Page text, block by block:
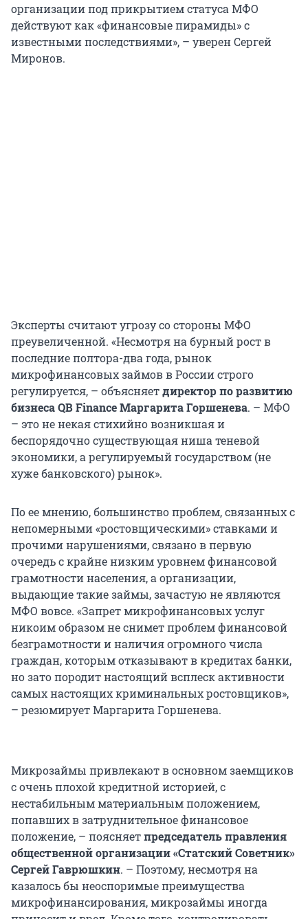
организации под прикрытием статуса МФО
действуют как «финансовые пирамиды» с
известными последствиями», – уверен Сергей
Миронов.
Эксперты считают угрозу со стороны МФО
преувеличенной. «Несмотря на бурный рост в
последние полтора-два года, рынок
микрофинансовых займов в России строго
регулируется, – объясняетдиректор по развитию
бизнеса QB Finance Маргарита Горшенева. – МФО
– это не некая стихийно возникшая и
беспорядочно существующая ниша теневой
экономики, а регулируемый государством (не
хуже банковского) рынок».
По ее мнению, большинство проблем, связанных с
непомерными «ростовщическими» ставками и
прочими нарушениями, связано в первую
очередь с крайне низким уровнем финансовой
грамотности населения, а организации,
выдающие такие займы, зачастую не являются
МФО вовсе. «Запрет микрофинансовых услуг
никоим образом не снимет проблем финансовой
безграмотности и наличия огромного числа
граждан, которым отказывают в кредитах банки,
но зато породит настоящий всплеск активности
самых настоящих криминальных ростовщиков»,
– резюмирует Маргарита Горшенева.
Микрозаймы привлекают в основном заемщиков
с очень плохой кредитной историей, с
нестабильным материальным положением,
попавших в затруднительное финансовое
положение, – поясняетпредседатель правления
общественной организации «Статский Советник»
Сергей Гаврюшкин. – Поэтому, несмотря на
казалось бы неоспоримые преимущества
микрофинансирования, микрозаймы иногда